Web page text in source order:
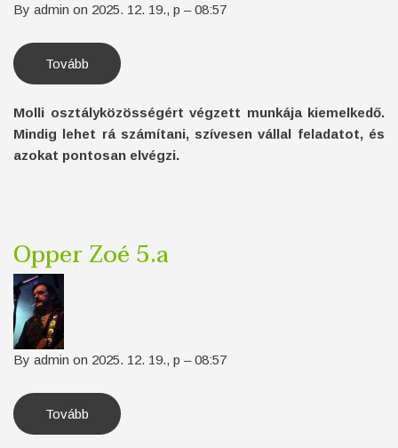
By admin on 2025. 12. 19., p – 08:57
Tovább (Nagy
Molli
Molli osztályközösségért végzett munkája kiemelkedő.
Mindig lehet rá számítani, szívesen vállal feladatot, és
azokat pontosan elvégzi.
Opper Zoé 5.a
By admin on 2025. 12. 19., p – 08:57
Tovább (Opper
Zoé